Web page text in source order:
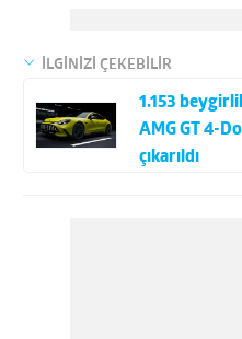
İLGİNİZİ ÇEKEBİLİR
1.153
AMG GT 4-
çıkarıldı